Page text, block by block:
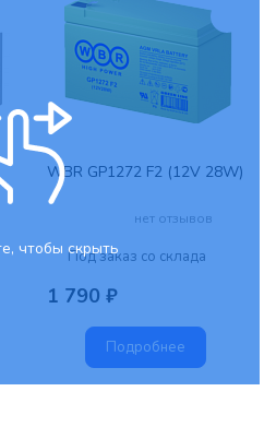
чтобы скрыть
WBR GP1272 F2 (12V 28W)
нет отзывов
Под заказ со склада
1 790 ₽
Подробнее